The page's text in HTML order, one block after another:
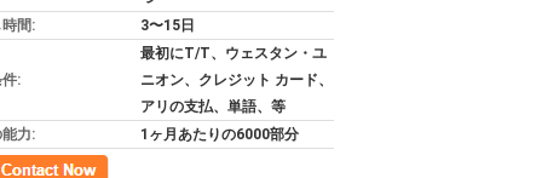
間:
3〜15日
:
最初にT/T、ウェスタン・ユ
ニオン、クレジット カード、
アリの支払、単語、等
力:
1ヶ月あたりの6000部分